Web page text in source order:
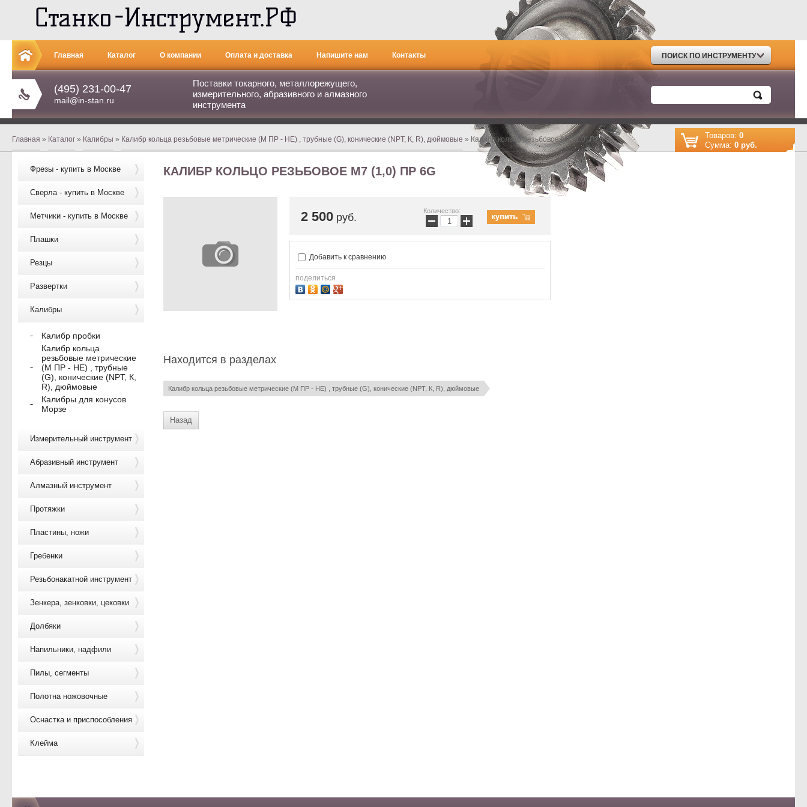
ПОИСК ПО ИНСТРУМЕНТУ
(495) 231-00-47
mail@in-stan.ru
Поставки токарного, металлорежущего,
измерительного, абразивного и алмазного
инструмента
Главная Каталог О компании Оплата и доставка Напишите нам Контакты
Главная » Каталог » Калибры » Калибр кольца резьбовые метрические (М ПР - НЕ) , трубные (G), конические (NPT, К, R), дюймовые » Калибр кольцо резьбовое М7 (1,0) ПР 6g Товаров: 0
Cумма: 0 руб.
КАЛИБР КОЛЬЦО РЕЗЬБОВОЕ М7 (1,0) ПР 6G
2 500 руб.
Количество:
− +
Добавить к сравнению
поделиться
Находится в разделах
Калибр кольца резьбовые метрические (М ПР - НЕ) , трубные (G), конические (NPT, К, R), дюймовые
Назад
Фрезы - купить в Москве
Сверла - купить в Москве
Метчики - купить в Москве
Плашки
Резцы
Развертки
Калибры
Калибр пробки
Калибр кольца
резьбовые метрические
(М ПР - НЕ) , трубные
(G), конические (NPT, К,
R), дюймовые
Калибры для конусов
Морзе
Измерительный инструмент
Абразивный инструмент
Алмазный инструмент
Протяжки
Пластины, ножи
Гребенки
Резьбонакатной инструмент
Зенкера, зенковки, цековки
Долбяки
Напильники, надфили
Пилы, сегменты
Полотна ножовочные
Оснастка и приспособления
Клейма